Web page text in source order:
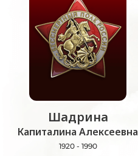
Шадрина
Капиталина Алексеевна
1920 - 1990